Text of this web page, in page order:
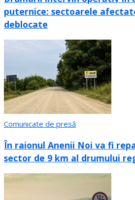
puternice: sectoarele
deblocate
Comunicate de presă
În raionul Anenii Noi va fi
sector de 9 km al drumului